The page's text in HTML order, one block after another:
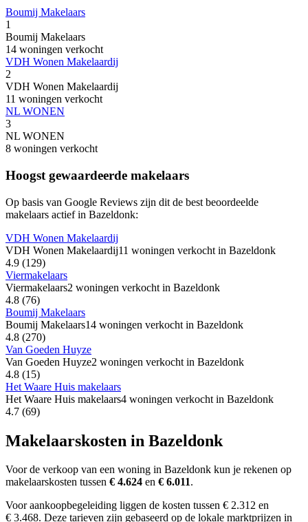
Boumij Makelaars
1
Boumij Makelaars
14 woningen verkocht
VDH Wonen Makelaardij
2
VDH Wonen Makelaardij
11 woningen verkocht
NL WONEN
3
NL WONEN
8 woningen verkocht
Hoogst gewaardeerde makelaars
Op basis van Google Reviews zijn dit de best beoordeelde
makelaars actief in Bazeldonk:
VDH Wonen Makelaardij
VDH Wonen Makelaardij11 woningen verkocht in Bazeldonk
4.9 (129)
Viermakelaars
Viermakelaars2 woningen verkocht in Bazeldonk
4.8 (76)
Boumij Makelaars
Boumij Makelaars14 woningen verkocht in Bazeldonk
4.8 (270)
Van Goeden Huyze
Van Goeden Huyze2 woningen verkocht in Bazeldonk
4.8 (15)
Het Waare Huis makelaars
Het Waare Huis makelaars4 woningen verkocht in Bazeldonk
4.7 (69)
Makelaarskosten in Bazeldonk
Voor de verkoop van een woning in Bazeldonk kun je rekenen op
makelaarskosten tussen € 4.624 en € 6.011.
Voor aankoopbegeleiding liggen de kosten tussen € 2.312 en
€ 3.468. Deze tarieven zijn gebaseerd op de lokale marktprijzen in